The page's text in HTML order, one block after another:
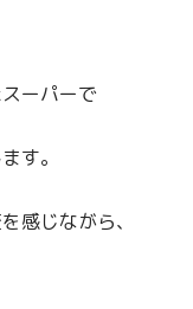
ーパーで
す。
感じながら、